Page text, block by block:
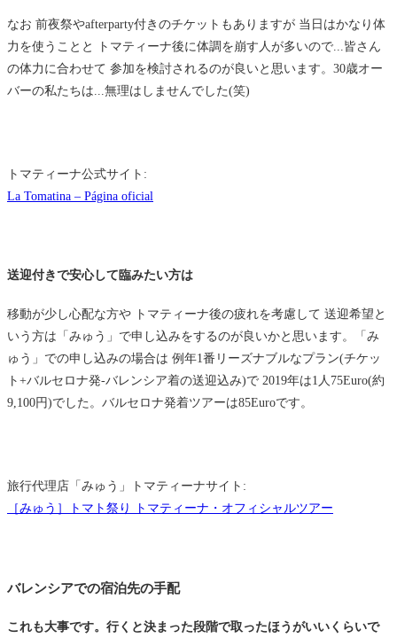
なお 前夜祭やafterparty付きのチケットもありますが 当日はかなり体
力を使うことと トマティーナ後に体調を崩す人が多いので...皆さん
の体力に合わせて 参加を検討されるのが良いと思います。30歳オー
バーの私たちは...無理はしませんでした(笑)
トマティーナ公式サイト:
La Tomatina – Página oficial
送迎付きで安心して臨みたい方は
移動が少し心配な方や トマティーナ後の疲れを考慮して 送迎希望と
いう方は「みゅう」で申し込みをするのが良いかと思います。「み
ゅう」での申し込みの場合は 例年1番リーズナブルなプラン(チケッ
ト+バルセロナ発-バレンシア着の送迎込み)で 2019年は1人75Euro(約
9,100円)でした。バルセロナ発着ツアーは85Euroです。
旅行代理店「みゅう」トマティーナサイト:
［みゅう］トマト祭り トマティーナ・オフィシャルツアー
バレンシアでの宿泊先の手配
これも大事です。 行くと決まった段階で取ったほうがいいくらいで